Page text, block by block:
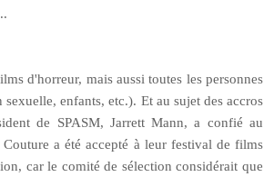
d'horreur, mais aussi toutes les personnes
enfants, etc.). Et au sujet des accros
de SPASM, Jarrett Mann, a confié au
a été accepté à leur festival de films
car le comité de sélection considérait que